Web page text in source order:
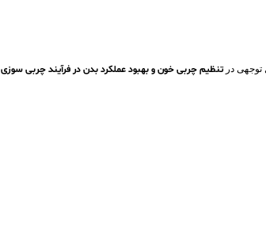
تنظیم چربی خون و بهبود عملکرد بدن در فرآیند چربی‌ سوزی